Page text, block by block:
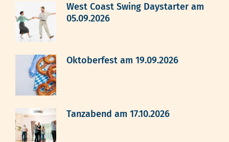
West Coast Swing Daystarter am
05.09.2026
Oktoberfest am 19.09.2026
Tanzabend am 17.10.2026